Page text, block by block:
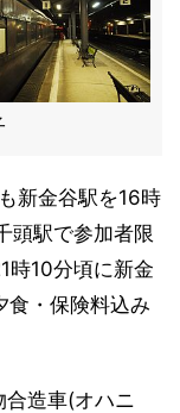
新金谷駅を16時
頭駅で参加者限
時10分頃に新金
食・保険料込み
造車(オハニ